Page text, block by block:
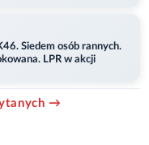
Siedem osób rannych.
LPR w akcji
→